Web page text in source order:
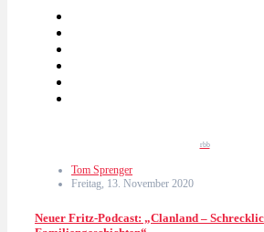
rbb
Tom Sprenger
Freitag, 13. November 2020
Neuer Fritz-Podcast: „Clanland –